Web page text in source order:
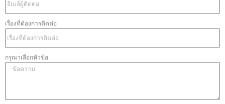
เรื่องที่ต้องการติดต่อ
กรุณาเลือกหัวข้อ